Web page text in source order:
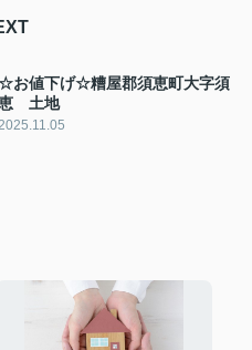
お値下げ☆糟屋郡須恵町大字須
土地